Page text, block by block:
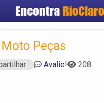
Encontra RioClaro
Cadastrar
Criar conta
Peças
Avalie! 208